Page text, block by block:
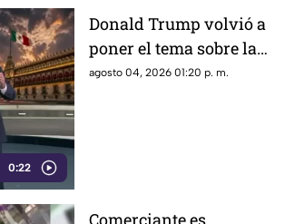
0:22
Donald Trump volvió a
poner el tema sobre la
mesa sobre la
agosto 04, 2026 01:20 p. m.
Comerciante es